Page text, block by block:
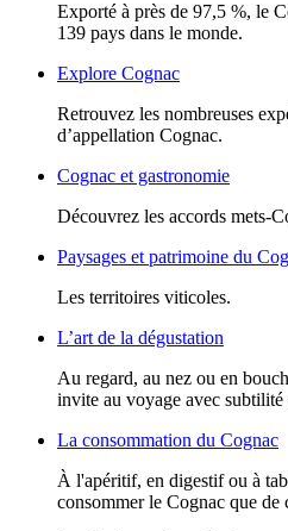
Exporté à près de 97,5 %, le
139 pays dans le monde.
Explore Cognac
Retrouvez les nombreuses
d’appellation Cognac.
Cognac et gastronomie
Découvrez les accords mets-
Paysages et patrimoine du
Les territoires viticoles.
L’art de la dégustation
Au regard, au nez ou en
invite au voyage avec subtilité
La consommation du Cognac
À l'apéritif, en digestif ou à
consommer le Cognac que de